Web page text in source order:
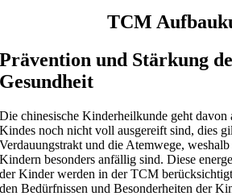
TCM
Prävention und Stärkung
Gesundheit
Die chinesische Kinderheilkunde geht davon
Kindes noch nicht voll ausgereift sind, dies
Verdauungstrakt und die Atemwege, weshalb
Kindern besonders anfällig sind. Diese
der Kinder werden in der TCM
den Bedürfnissen und Besonderheiten der